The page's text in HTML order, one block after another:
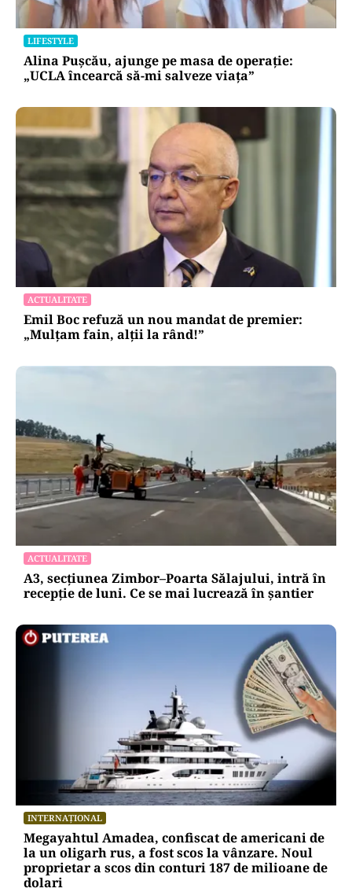
LIFESTYLE
Alina Pușcău, ajunge pe masa de operație:
„UCLA încearcă să-mi salveze viața”
ACTUALITATE
Emil Boc refuză un nou mandat de premier:
„Mulțam fain, alții la rând!”
ACTUALITATE
A3, secțiunea Zimbor–Poarta Sălajului, intră în
recepție de luni. Ce se mai lucrează în șantier
INTERNAȚIONAL
Megayahtul Amadea, confiscat de americani de
la un oligarh rus, a fost scos la vânzare. Noul
proprietar a scos din conturi 187 de milioane de
dolari